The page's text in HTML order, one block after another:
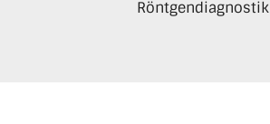
Röntgendiagnostik